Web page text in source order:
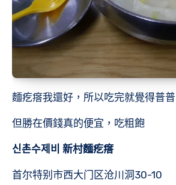
麵疙瘩我還好，所以吃完就覺得普普
但勝在價錢真的便宜，吃粗飽
신촌수제비 新村麵疙瘩
首尔特别市西大门区沧川洞30-10